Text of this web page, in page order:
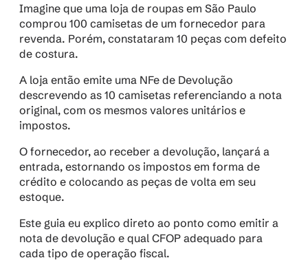
Imagine que uma loja de roupas em São Paulo
comprou 100 camisetas de um fornecedor para
revenda. Porém, constataram 10 peças com defeito
de costura.
A loja então emite uma NFe de Devolução
descrevendo as 10 camisetas referenciando a nota
original, com os mesmos valores unitários e
impostos.
O fornecedor, ao receber a devolução, lançará a
entrada, estornando os impostos em forma de
crédito e colocando as peças de volta em seu
estoque.
Este guia eu explico direto ao ponto como emitir a
nota de devolução e qual CFOP adequado para
cada tipo de operação fiscal.